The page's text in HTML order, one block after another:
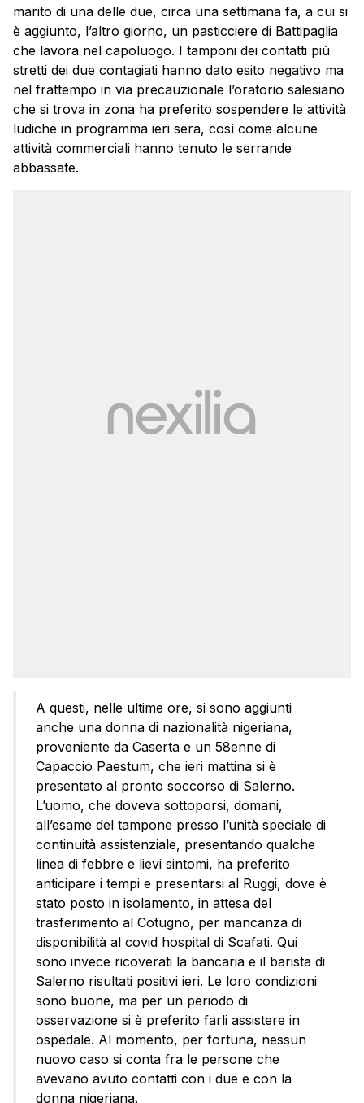
marito di una delle due, circa una settimana fa, a cui si
è aggiunto, l’altro giorno, un pasticciere di Battipaglia
che lavora nel capoluogo. I tamponi dei contatti più
stretti dei due contagiati hanno dato esito negativo ma
nel frattempo in via precauzionale l’oratorio salesiano
che si trova in zona ha preferito sospendere le attività
ludiche in programma ieri sera, così come alcune
attività commerciali hanno tenuto le serrande
abbassate.
A questi, nelle ultime ore, si sono aggiunti
anche una donna di nazionalità nigeriana,
proveniente da Caserta e un 58enne di
Capaccio Paestum, che ieri mattina si è
presentato al pronto soccorso di Salerno.
L’uomo, che doveva sottoporsi, domani,
all’esame del tampone presso l’unità speciale di
continuità assistenziale, presentando qualche
linea di febbre e lievi sintomi, ha preferito
anticipare i tempi e presentarsi al Ruggi, dove è
stato posto in isolamento, in attesa del
trasferimento al Cotugno, per mancanza di
disponibilità al covid hospital di Scafati. Qui
sono invece ricoverati la bancaria e il barista di
Salerno risultati positivi ieri. Le loro condizioni
sono buone, ma per un periodo di
osservazione si è preferito farli assistere in
ospedale. Al momento, per fortuna, nessun
nuovo caso si conta fra le persone che
avevano avuto contatti con i due e con la
donna nigeriana.